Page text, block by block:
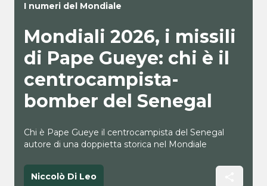
I numeri del Mondiale
Mondiali 2026, i missili
di Pape Gueye: chi è il
centrocampista-
bomber del Senegal
Chi è Pape Gueye il centrocampista del Senegal
autore di una doppietta storica nel Mondiale
Niccolò Di Leo